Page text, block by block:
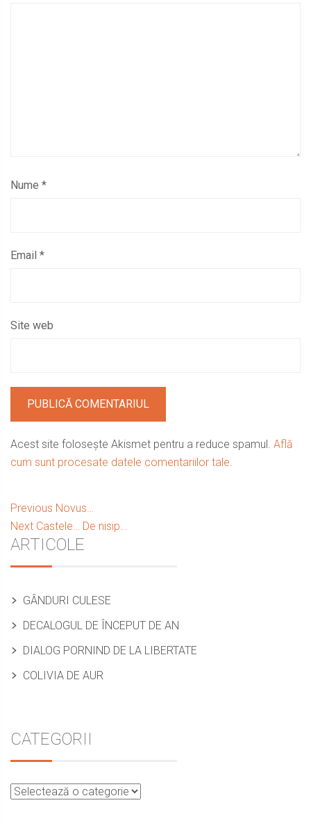
Nume *
Email *
Site web
Acest site folosește Akismet pentru a reduce spamul. Află
cum sunt procesate datele comentariilor tale.
Navigare
în
articole
Previous Previous
post:
Novus…
Next Next
post:
Castele… De nisip…
Sidebar
ARTICOLE
GÂNDURI CULESE
DECALOGUL DE ÎNCEPUT DE AN
DIALOG PORNIND DE LA LIBERTATE
COLIVIA DE AUR
CATEGORII